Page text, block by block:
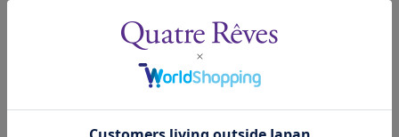
短辺 217mm × 長辺 305mm
短辺 213mm × 長辺 305mm